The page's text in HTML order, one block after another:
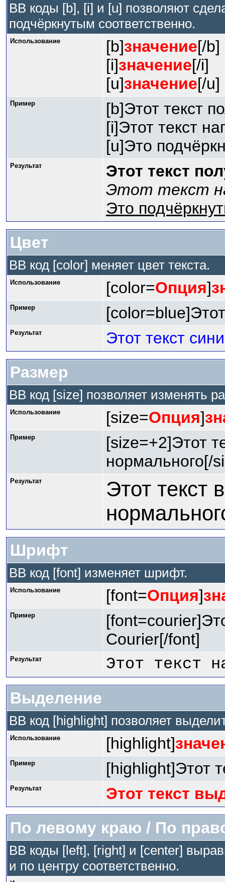
BB коды [b], [i] и [u] позволяют
подчёркнутым соответственно.
Использование [b]значение[/b]
[i]значение[/i]
[u]значение[/u]
Пример
[b]Этот текст
[i]Этот текст
[u]Это
Результат
Этот текст
Этот текст
Это
Цвет
BB код [color] меняет цвет текста.
Использование [color=Опция]
Пример
Результат
Этот текст
Размер
BB код [size] позволяет изменять
Использование [size=Опция]
Пример
[size=+2]Этот
нормального[/
Результат
Этот текст
Шрифт
BB код [font] изменяет шрифт.
Использование [font=Опция]
Пример
Courier[/font]
Результат
Этот текст
Выделение
BB код [highlight] позволяет
Использование [highlight]
Пример [highlight]Этот
Результат
Этот текст
По левому краю / По
BB коды [left], [right] и [center]
и по центру соответственно.